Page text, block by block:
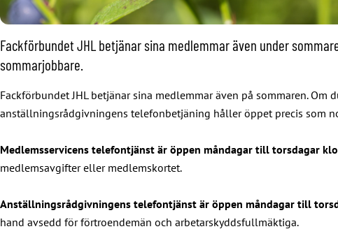
Fackförbundet JHL betjänar sina medlemmar även under
sommarjobbare.
Fackförbundet JHL betjänar sina medlemmar även på sommaren.
anställningsrådgivningens telefonbetjäning håller öppet precis som
Medlemsservicens telefontjänst är öppen måndagar till torsdagar
medlemsavgifter eller medlemskortet.
Anställningsrådgivningens telefontjänst är öppen måndagar till
hand avsedd för förtroendemän och arbetarskyddsfullmäktiga.